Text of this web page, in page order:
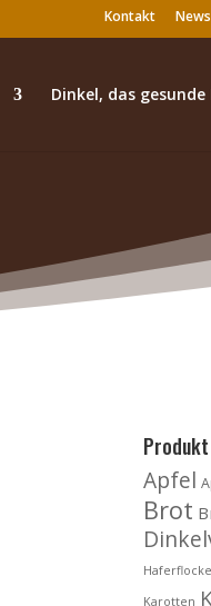
Kontakt News
Dinkel, das gesunde
Apfel
Brot
Karotten